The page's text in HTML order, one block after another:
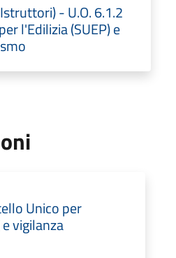
- U.O. 6.1.2
l'Edilizia (SUEP) e
Unico per
vigilanza